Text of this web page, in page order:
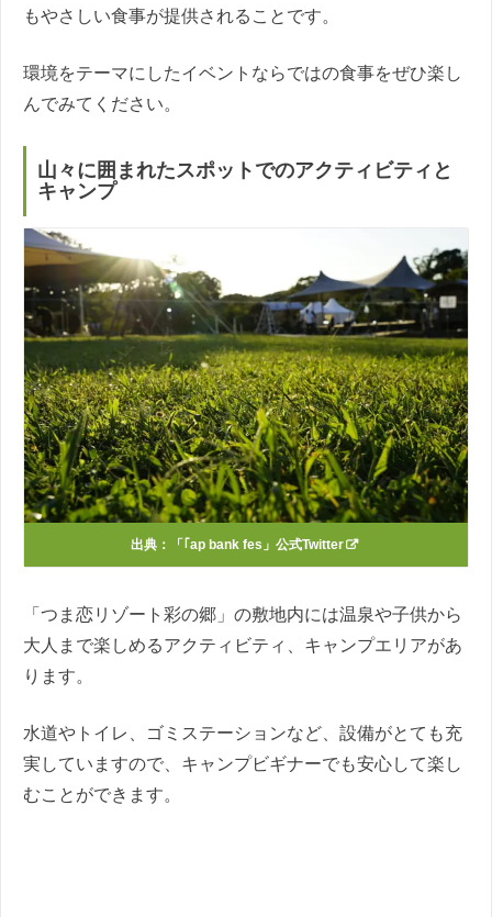
もやさしい食事が提供されることです。
環境をテーマにしたイベントならではの食事をぜひ楽し
んでみてください。
山々に囲まれたスポットでのアクティビティと
キャンプ
出典： 「｢ap bank fes」公式Twitter
「つま恋リゾート彩の郷」の敷地内には温泉や子供から
大人まで楽しめるアクティビティ、キャンプエリアがあ
ります。
水道やトイレ、ゴミステーションなど、設備がとても充
実していますので、キャンプビギナーでも安心して楽し
むことができます。